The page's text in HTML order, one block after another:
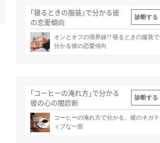
｢寝るときの服装｣で分かる彼
の恋愛傾向
診断する
出典
記事
オンとオフの境界線!? 寝るときの服装で
分かる彼の恋愛傾向
｢コーヒーの淹れ方｣で分かる
彼の心の闇診断
診断する
出典
記事
コーヒーの淹れ方で分かる、彼のネガテ
ィブな一面